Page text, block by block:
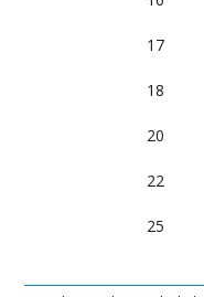
17
18
20
22
25